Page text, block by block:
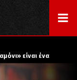
είναι ένα